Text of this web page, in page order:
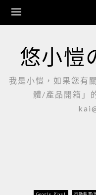
content
悠小愷
我是小愷，如果您有
體/產品開箱」
Google Pixel 行動裝置(